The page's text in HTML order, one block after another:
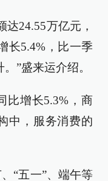
24.55万亿元，
长5.4%，比一季
”盛来运介绍。
比增长5.3%，商
中，服务消费的
“五一”、端午等